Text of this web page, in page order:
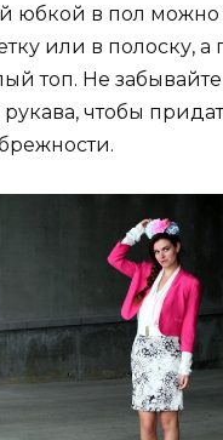
юбкой в пол можно
или в полоску, а
топ. Не
чтобы